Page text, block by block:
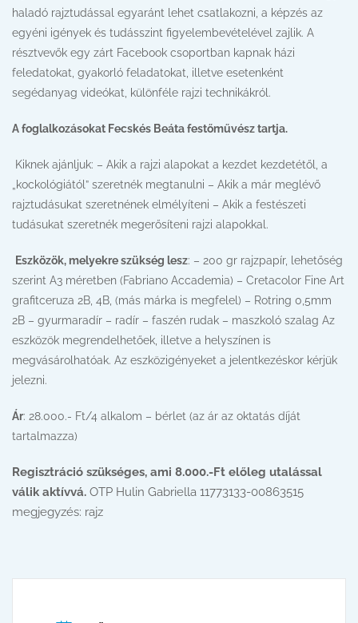
haladó rajztudással egyaránt lehet csatlakozni, a képzés az
egyéni igények és tudásszint figyelembevételével zajlik. A
résztvevők egy zárt Facebook csoportban kapnak házi
feledatokat, gyakorló feladatokat, illetve esetenként
segédanyag videókat, különféle rajzi technikákról.
A foglalkozásokat Fecskés Beáta festőművész tartja.
Kiknek ajánljuk: – Akik a rajzi alapokat a kezdet kezdetétől, a
„kockológiától” szeretnék megtanulni – Akik a már meglévő
rajztudásukat szeretnének elmélyíteni – Akik a festészeti
tudásukat szeretnék megerősíteni rajzi alapokkal.
Eszközök, melyekre szükség lesz: – 200 gr rajzpapír, lehetőség
szerint A3 méretben (Fabriano Accademia) – Cretacolor Fine Art
grafitceruza 2B, 4B, (más márka is megfelel) – Rotring 0,5mm
2B – gyurmaradír – radír – faszén rudak – maszkoló szalag Az
eszközök megrendelhetőek, illetve a helyszínen is
megvásárolhatóak. Az eszközigényeket a jelentkezéskor kérjük
jelezni.
Ár: 28.000.- Ft/4 alkalom – bérlet (az ár az oktatás díját
tartalmazza)
Regisztráció szükséges, ami 8.000.-Ft előleg utalással
válik aktívvá. OTP Hulin Gabriella 11773133-00863515
megjegyzés: rajz